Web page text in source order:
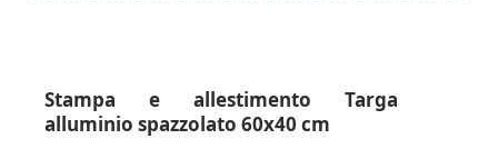
Stampa e allestimento Targa
alluminio spazzolato 60x40 cm